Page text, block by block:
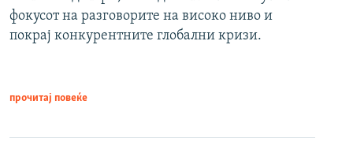
фокусот на разговорите на високо ниво и
покрај конкурентните глобални кризи.
прочитај повеќе